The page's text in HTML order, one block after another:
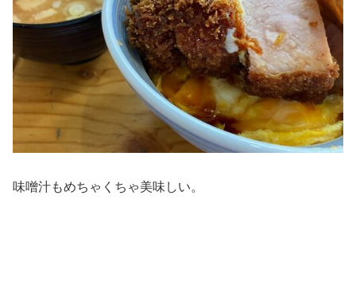
味噌汁もめちゃくちゃ美味しい。